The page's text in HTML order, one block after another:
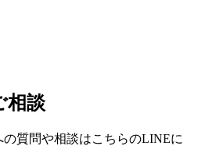
質問や相談はこちらのLINEに